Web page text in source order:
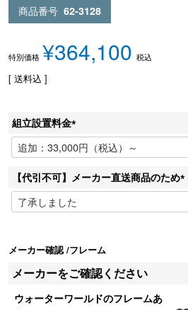
商品番号 62-3128
特別価格 ¥364,100 税込
送料込
組立設置料金
(
必
須
)
【代引不可】メーカー直送商品のため
(
メーカー確認 フレーム
メーカーをご確認ください
ウォーターワールドのフレームあ